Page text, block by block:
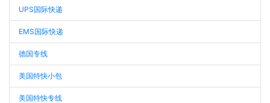
UPS国际快递
EMS国际快递
德国专线
美国特快小包
美国特快专线